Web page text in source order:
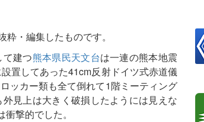
・編集したものです。
建つ熊本県民天文台は一連の熊本地震
置してあった41cm反射ドイツ式赤道儀
ッカー類も全て倒れて1階ミーティング
見上は大きく破損したようには見えな
撃的でした。